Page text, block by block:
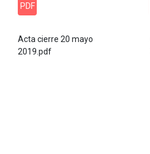
PDF
Acta cierre 20 mayo
2019.pdf